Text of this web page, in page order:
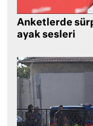
Anketlerde
ayak sesleri